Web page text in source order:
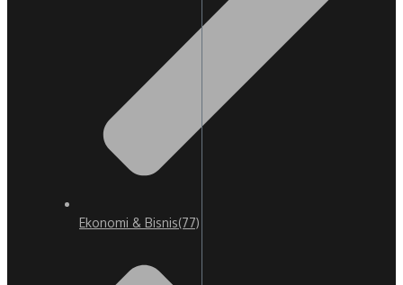
Ekonomi & Bisnis(77)